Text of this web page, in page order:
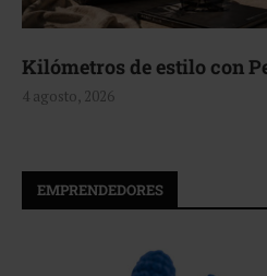
Aerie, texturas que fluyen
4 agosto, 2026
EMPRENDEDORES